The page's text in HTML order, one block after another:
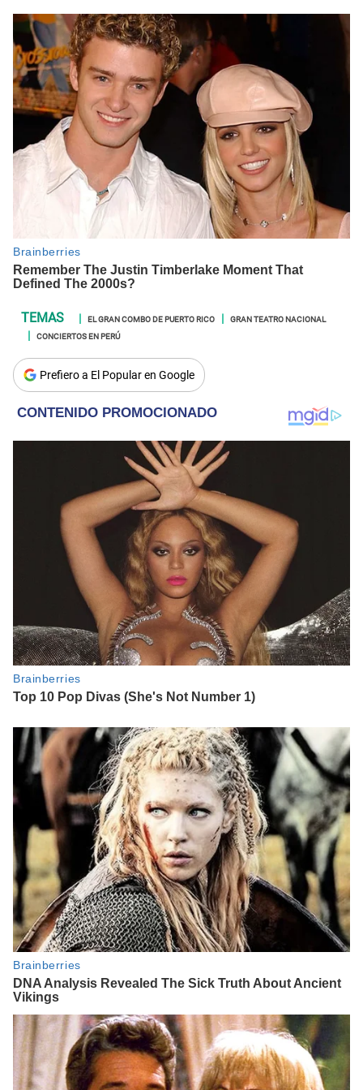
EL GRAN COMBO DE PUERTO RICO
GRAN TEATRO NACIONAL
CONCIERTOS EN PERÚ
Prefiero a El Popular en Google